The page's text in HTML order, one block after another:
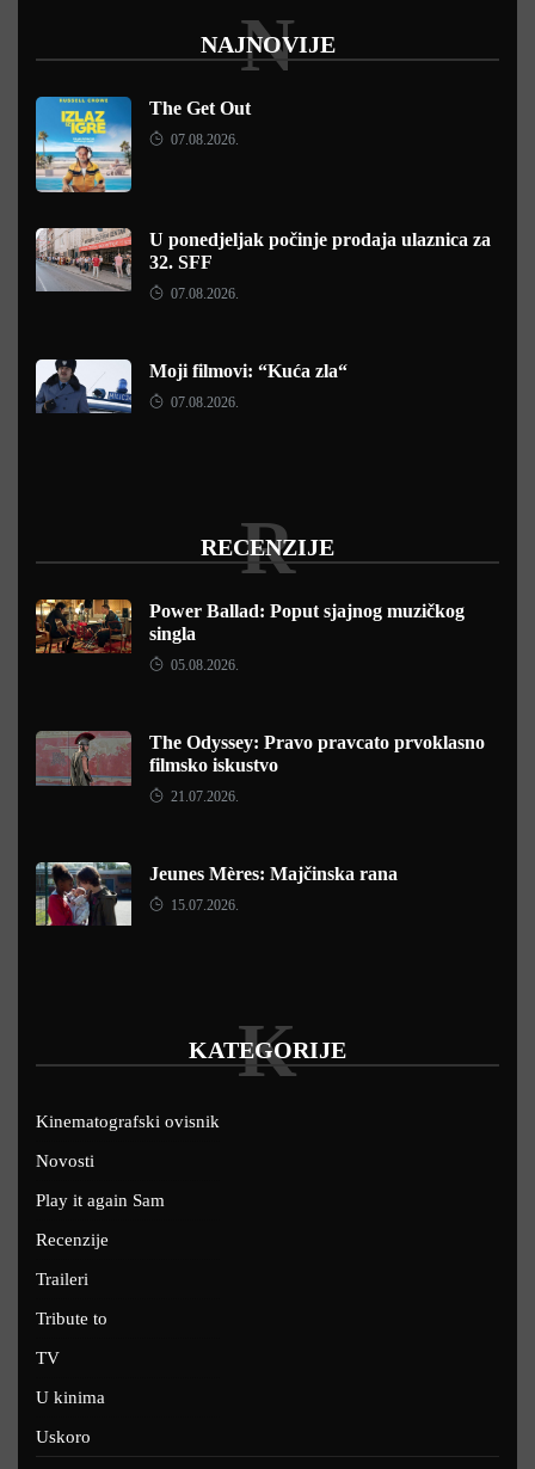
NAJNOVIJE
N
The Get Out
07.08.2026.
U ponedjeljak počinje prodaja ulaznica za
32. SFF
07.08.2026.
Moji filmovi: “Kuća zla“
07.08.2026.
RECENZIJE
R
Power Ballad: Poput sjajnog muzičkog
singla
05.08.2026.
The Odyssey: Pravo pravcato prvoklasno
filmsko iskustvo
21.07.2026.
Jeunes Mères: Majčinska rana
15.07.2026.
KATEGORIJE
K
Kinematografski ovisnik
Novosti
Play it again Sam
Recenzije
Traileri
Tribute to
TV
U kinima
Uskoro